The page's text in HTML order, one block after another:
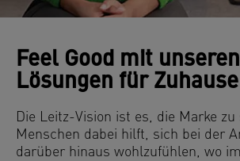
Feel Good mit unseren
Lösungen für
Die Leitz-Vision ist es, die Marke zu
Menschen dabei hilft, sich bei der
darüber hinaus wohlzufühlen, wo